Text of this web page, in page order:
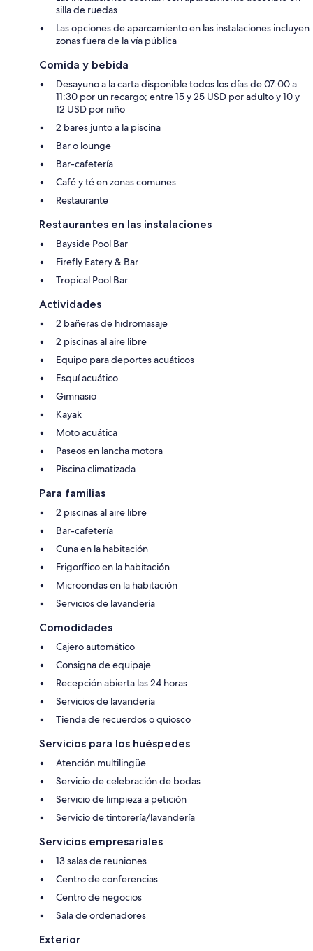
silla de ruedas
Las opciones de aparcamiento en las instalaciones incluyen
zonas fuera de la vía pública
Comida y bebida
Desayuno a la carta disponible todos los días de 07:00 a
11:30 por un recargo; entre 15 y 25 USD por adulto y 10 y
12 USD por niño
2 bares junto a la piscina
Bar o lounge
Bar-cafetería
Café y té en zonas comunes
Restaurante
Restaurantes en las instalaciones
Bayside Pool Bar
Firefly Eatery & Bar
Tropical Pool Bar
Actividades
2 bañeras de hidromasaje
2 piscinas al aire libre
Equipo para deportes acuáticos
Esquí acuático
Gimnasio
Kayak
Moto acuática
Paseos en lancha motora
Piscina climatizada
Para familias
2 piscinas al aire libre
Bar-cafetería
Cuna en la habitación
Frigorífico en la habitación
Microondas en la habitación
Servicios de lavandería
Comodidades
Cajero automático
Consigna de equipaje
Recepción abierta las 24 horas
Servicios de lavandería
Tienda de recuerdos o quiosco
Servicios para los huéspedes
Atención multilingüe
Servicio de celebración de bodas
Servicio de limpieza a petición
Servicio de tintorería/lavandería
Servicios empresariales
13 salas de reuniones
Centro de conferencias
Centro de negocios
Sala de ordenadores
Exterior